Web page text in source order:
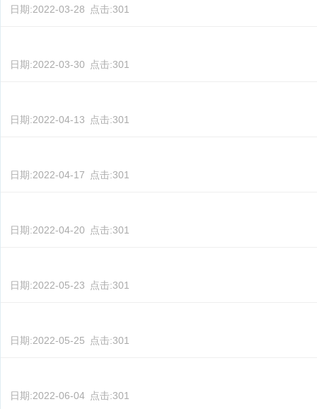
日期:2022-03-28 点击:301
日期:2022-03-30 点击:301
日期:2022-04-13 点击:301
日期:2022-04-17 点击:301
日期:2022-04-20 点击:301
日期:2022-05-23 点击:301
日期:2022-05-25 点击:301
日期:2022-06-04 点击:301